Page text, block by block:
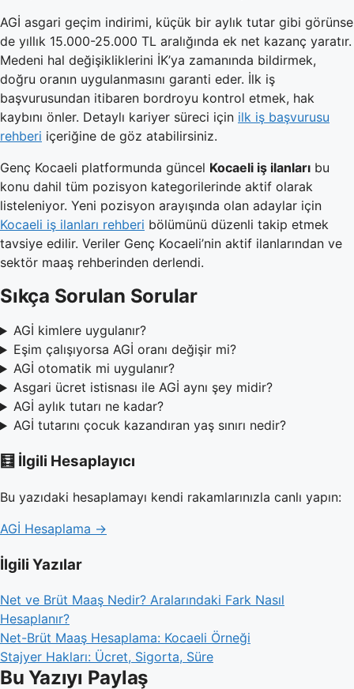
AGİ asgari geçim indirimi, küçük bir aylık tutar gibi görünse
de yıllık 15.000-25.000 TL aralığında ek net kazanç yaratır.
Medeni hal değişikliklerini İK’ya zamanında bildirmek,
doğru oranın uygulanmasını garanti eder. İlk iş
başvurusundan itibaren bordroyu kontrol etmek, hak
kaybını önler. Detaylı kariyer süreci için ilk iş başvurusu
rehberi içeriğine de göz atabilirsiniz.
Genç Kocaeli platformunda güncel Kocaeli iş ilanları bu
konu dahil tüm pozisyon kategorilerinde aktif olarak
listeleniyor. Yeni pozisyon arayışında olan adaylar için
Kocaeli iş ilanları rehberi bölümünü düzenli takip etmek
tavsiye edilir. Veriler Genç Kocaeli’nin aktif ilanlarından ve
sektör maaş rehberinden derlendi.
Sıkça Sorulan Sorular
AGİ kimlere uygulanır?
Eşim çalışıyorsa AGİ oranı değişir mi?
AGİ otomatik mi uygulanır?
Asgari ücret istisnası ile AGİ aynı şey midir?
AGİ aylık tutarı ne kadar?
AGİ tutarını çocuk kazandıran yaş sınırı nedir?
🧮 İlgili Hesaplayıcı
Bu yazıdaki hesaplamayı kendi rakamlarınızla canlı yapın:
AGİ Hesaplama →
İlgili Yazılar
Net ve Brüt Maaş Nedir? Aralarındaki Fark Nasıl
Hesaplanır?
Net-Brüt Maaş Hesaplama: Kocaeli Örneği
Stajyer Hakları: Ücret, Sigorta, Süre
Bu Yazıyı Paylaş